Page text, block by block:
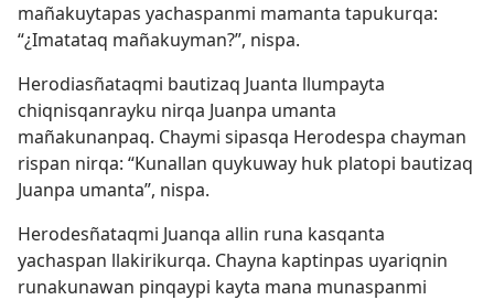
mañakuytapas yachaspanmi mamanta tapukurqa:
“¿Imatataq mañakuyman?”, nispa.
Herodiasñataqmi bautizaq Juanta llumpayta
chiqnisqanrayku nirqa Juanpa umanta
mañakunanpaq. Chaymi sipasqa Herodespa chayman
rispan nirqa: “Kunallan quykuway huk platopi bautizaq
Juanpa umanta”, nispa.
Herodesñataqmi Juanqa allin runa kasqanta
yachaspan llakirikurqa. Chayna kaptinpas uyariqnin
runakunawan pinqaypi kayta mana munaspanmi